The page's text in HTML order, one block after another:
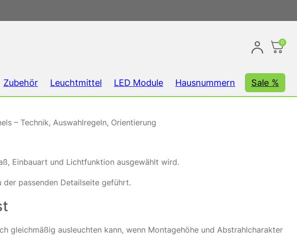
0
Zubehör Leuchtmittel LED Module Hausnummern Sale %
– Technik, Auswahlregeln, Orientierung
Einbauart und Lichtfunktion ausgewählt wird.
passenden Detailseite geführt.
gleichmäßig ausleuchten kann, wenn Montagehöhe und Abstrahlcharakter